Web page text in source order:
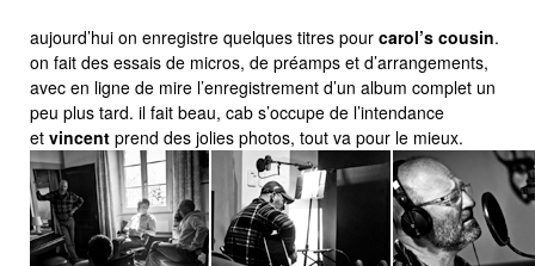
aujourd’hui on enregistre quelques titres pour carol’s cousin.
on fait des essais de micros, de préamps et d’arrangements,
avec en ligne de mire l’enregistrement d’un album complet un
peu plus tard. il fait beau, cab s’occupe de l’intendance
et vincent prend des jolies photos, tout va pour le mieux.